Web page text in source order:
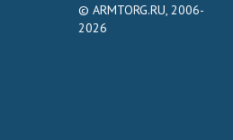
© ARMTORG.RU, 2006-
2026